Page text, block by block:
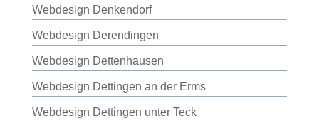
Webdesign Denkendorf
Webdesign Derendingen
Webdesign Dettenhausen
Webdesign Dettingen an der Erms
Webdesign Dettingen unter Teck